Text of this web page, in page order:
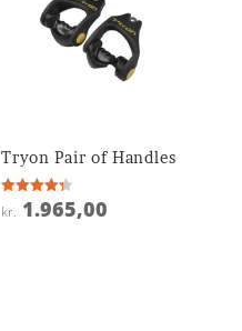
Tryon Pair of Handles
Vurderet
4.3
kr. 1.965,00